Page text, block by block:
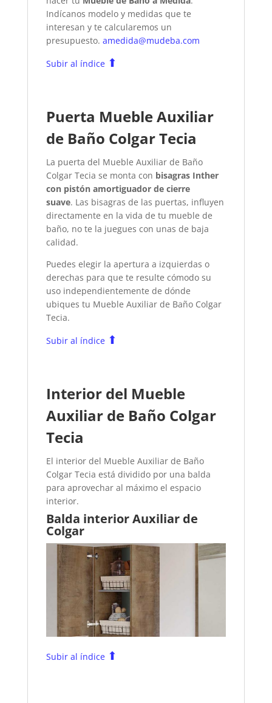
Indícanos modelo y medidas que te
interesan y te calcularemos un
presupuesto. amedida@mudeba.com
Subir al índice ⬆
Puerta Mueble Auxiliar
de Baño Colgar Tecia
La puerta del Mueble Auxiliar de Baño
Colgar Tecia se monta con bisagras Inther
con pistón amortiguador de cierre
suave. Las bisagras de las puertas, influyen
directamente en la vida de tu mueble de
baño, no te la juegues con unas de baja
calidad.
Puedes elegir la apertura a izquierdas o
derechas para que te resulte cómodo su
uso independientemente de dónde
ubiques tu Mueble Auxiliar de Baño Colgar
Tecia.
Subir al índice ⬆
Interior del Mueble
Auxiliar de Baño Colgar
Tecia
El interior del Mueble Auxiliar de Baño
Colgar Tecia está dividido por una balda
para aprovechar al máximo el espacio
interior.
Balda interior Auxiliar de
Colgar
Subir al índice ⬆